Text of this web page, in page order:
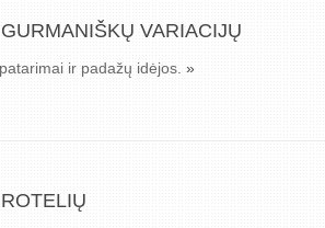
VARIACIJŲ
ir padažų idėjos. »